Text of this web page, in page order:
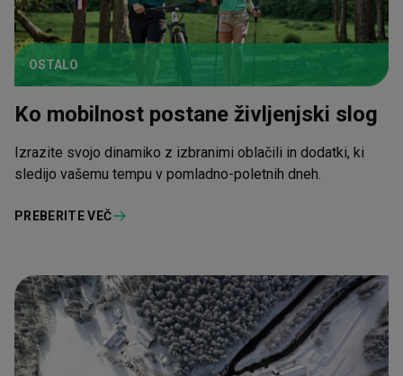
OSTALO
Ko mobilnost postane življenjski slog
Izrazite svojo dinamiko z izbranimi oblačili in dodatki, ki
sledijo vašemu tempu v pomladno-poletnih dneh.
PREBERITE VEČ